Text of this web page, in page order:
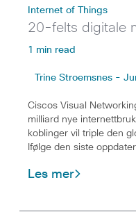
Internet of Things
20-felts digitale
1 min read
Trine Stroemsnes -
Ciscos Visual
milliard nye
koblinger vil triple den
Ifølge den siste
Les mer